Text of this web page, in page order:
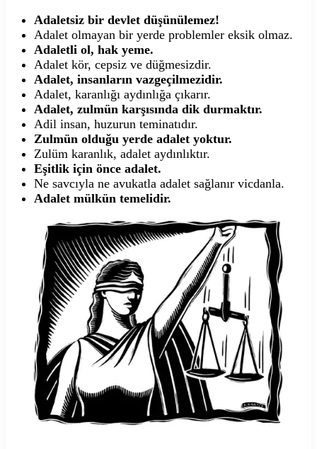
Adaletsiz bir devlet düşünülemez!
Adalet olmayan bir yerde problemler eksik olmaz.
Adaletli ol, hak yeme.
Adalet kör, cepsiz ve düğmesizdir.
Adalet, insanların vazgeçilmezidir.
Adalet, karanlığı aydınlığa çıkarır.
Adalet, zulmün karşısında dik durmaktır.
Adil insan, huzurun teminatıdır.
Zulmün olduğu yerde adalet yoktur.
Zulüm karanlık, adalet aydınlıktır.
Eşitlik için önce adalet.
Ne savcıyla ne avukatla adalet sağlanır vicdanla.
Adalet mülkün temelidir.